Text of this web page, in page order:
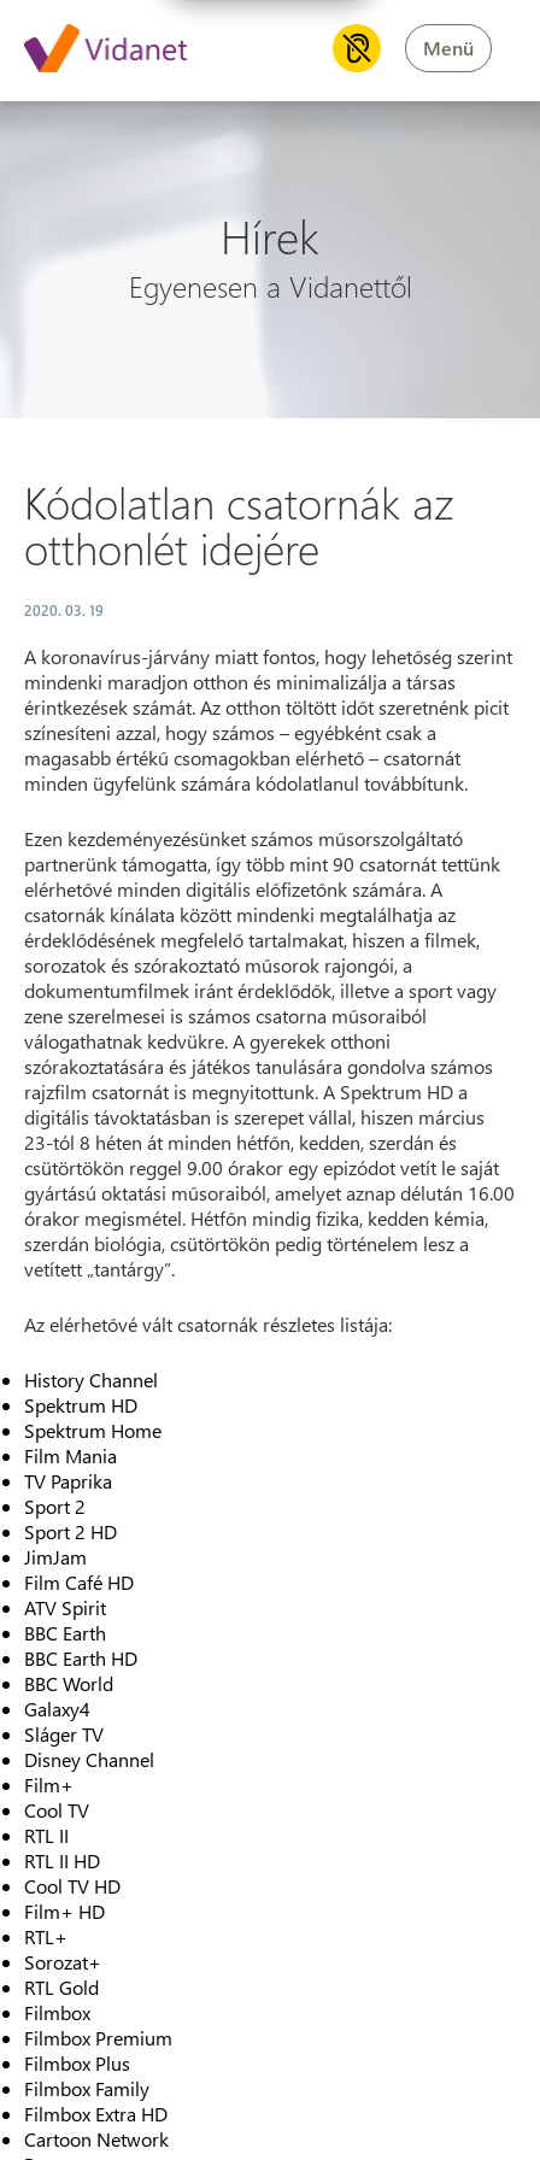
Menü
Hírek
Egyenesen a Vidanettől
Kódolatlan csatornák az
otthonlét idejére
2020. 03. 19
A koronavírus-járvány miatt fontos, hogy lehetőség szerint
mindenki maradjon otthon és minimalizálja a társas
érintkezések számát. Az otthon töltött időt szeretnénk picit
színesíteni azzal, hogy számos – egyébként csak a
magasabb értékű csomagokban elérhető – csatornát
minden ügyfelünk számára kódolatlanul továbbítunk.
Ezen kezdeményezésünket számos műsorszolgáltató
partnerünk támogatta, így több mint 90 csatornát tettünk
elérhetővé minden digitális előfizetőnk számára. A
csatornák kínálata között mindenki megtalálhatja az
érdeklődésének megfelelő tartalmakat, hiszen a filmek,
sorozatok és szórakoztató műsorok rajongói, a
dokumentumfilmek iránt érdeklődők, illetve a sport vagy
zene szerelmesei is számos csatorna műsoraiból
válogathatnak kedvükre. A gyerekek otthoni
szórakoztatására és játékos tanulására gondolva számos
rajzfilm csatornát is megnyitottunk. A Spektrum HD a
digitális távoktatásban is szerepet vállal, hiszen március
23-tól 8 héten át minden hétfőn, kedden, szerdán és
csütörtökön reggel 9.00 órakor egy epizódot vetít le saját
gyártású oktatási műsoraiból, amelyet aznap délután 16.00
órakor megismétel. Hétfőn mindig fizika, kedden kémia,
szerdán biológia, csütörtökön pedig történelem lesz a
vetített „tantárgy”.
Az elérhetővé vált csatornák részletes listája:
History Channel
Spektrum HD
Spektrum Home
Film Mania
TV Paprika
Sport 2
Sport 2 HD
JimJam
Film Café HD
ATV Spirit
BBC Earth
BBC Earth HD
BBC World
Galaxy4
Sláger TV
Disney Channel
Film+
Cool TV
RTL II
RTL II HD
Cool TV HD
Film+ HD
RTL+
Sorozat+
RTL Gold
Filmbox
Filmbox Premium
Filmbox Plus
Filmbox Family
Filmbox Extra HD
Cartoon Network